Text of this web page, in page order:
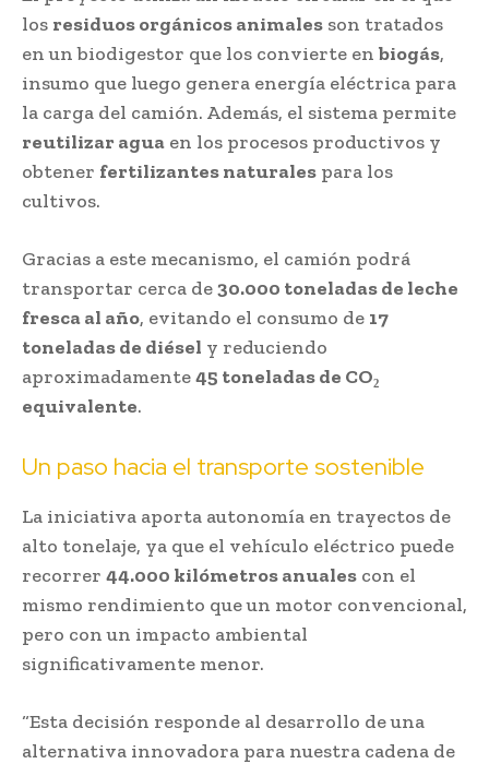
los residuos orgánicos animales son tratados
en un biodigestor que los convierte en biogás,
insumo que luego genera energía eléctrica para
la carga del camión. Además, el sistema permite
reutilizar agua en los procesos productivos y
obtener fertilizantes naturales para los
cultivos.
Gracias a este mecanismo, el camión podrá
transportar cerca de30.000 toneladas de leche
fresca al año, evitando el consumo de 17
toneladas de diésel y reduciendo
aproximadamente45 toneladas de CO₂
equivalente.
Un paso hacia el transporte sostenible
La iniciativa aporta autonomía en trayectos de
alto tonelaje, ya que el vehículo eléctrico puede
recorrer 44.000 kilómetros anuales con el
mismo rendimiento que un motor convencional,
pero con un impacto ambiental
significativamente menor.
“Esta decisión responde al desarrollo de una
alternativa innovadora para nuestra cadena de